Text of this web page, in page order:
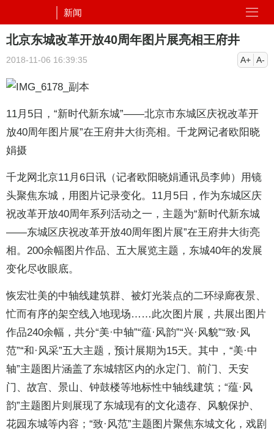
新闻
北京东城改革开放40周年图片展亮相王府井
2018-11-06 16:39:35 A+ A-
11月5日，“新时代新东城”——北京市东城区庆祝改革开
放40周年图片展”在王府井大街亮相。千龙网记者欧阳晓
娟摄
千龙网北京11月6日讯（记者欧阳晓娟通讯员李帅）用镜
头聚焦东城，用图片记录变化。11月5日，作为东城区庆
祝改革开放40周年系列活动之一，主题为“新时代新东城
——东城区庆祝改革开放40周年图片展”在王府井大街亮
相。200余幅图片作品、五大展览主题，东城40年的发展
变化尽收眼底。
恢宏壮美的中轴线建筑群、被灯光装点的二环绿廊夜景、
忙而有序的架空线入地现场……此次图片展，共展出图片
作品240余幅，共分“美·中轴”“蕴·风韵”“兴·风貌”“致·风
范”“和·风采”五大主题，预计展期为15天。其中，“美·中
轴”主题图片涵盖了东城辖区内的永定门、前门、天安
门、故宫、景山、钟鼓楼等地标性中轴线建筑；“蕴·风
韵”主题图片则展现了东城现有的文化遗存、风貌保护、
花园东城等内容；“致·风范”主题图片聚焦东城文化，戏剧